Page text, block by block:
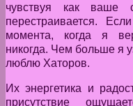
чувствуя как ваше
перестраивается.
момента, когда я
никогда. Чем больше я
люблю Хаторов.
Их энергетика и
присутствие